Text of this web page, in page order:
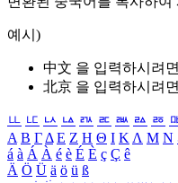
예시)
中文 을 입력하시려면
北京 을 입력하시려면
ㅥ ㅦ ㅧ ㅨ ㅩ ㅪ ㅫ ㅬ ㅭ
Α Β ΓΔ Ε Ζ Η Θ Ι ΚΛ Μ Ν
á à Á À é è É È ç Ç ê
Ä Ö Ü ä ö ü ß